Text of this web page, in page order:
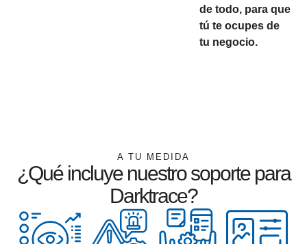
de todo, para que
tú te ocupes de
tu negocio.
A TU MEDIDA
¿Qué incluye nuestro soporte para
Darktrace?